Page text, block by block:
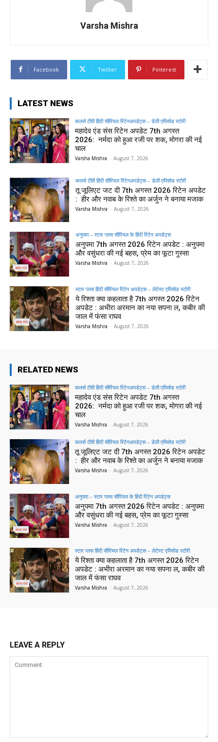
Varsha Mishra
Facebook Twitter Pinterest
LATEST NEWS
कलर्स टीवी हिंदी सीरियल रिटेनअपडेट्स – डेली एपिसोड स्टोरी
महादेव एंड संस रिटेन अपडेट 7th अगस्त
2026: नर्मदा को हुआ रजी पर शक, मोगरा की नई
चाल
Varsha Mishra - August 7, 2026
कलर्स टीवी हिंदी सीरियल रिटेनअपडेट्स – डेली एपिसोड स्टोरी
तू जूलिएट जट दी 7th अगस्त 2026 रिटेन अपडेट
: हीर और नवाब के रिश्ते का अर्जुन ने बनाया मजाक
Varsha Mishra - August 7, 2026
अनुपमा – स्टार प्लस सीरियल के हिंदी रिटेन अपडेट्स
अनुपमा 7th अगस्त 2026 रिटेन अपडेट : अनुपमा
और वसुंधरा की नई बहस, प्रेम का फूटा गुस्सा
Varsha Mishra - August 7, 2026
स्टार प्लस हिंदी सीरियल रिटेन अपडेट्स – लेटेस्ट एपिसोड स्टोरी
ये रिश्ता क्या कहलाता है 7th अगस्त 2026 रिटेन
अपडेट : अभीरा अरमान का नया सपना ल, कबीर की
जाल में फंसा राघव
Varsha Mishra - August 7, 2026
RELATED NEWS
कलर्स टीवी हिंदी सीरियल रिटेनअपडेट्स – डेली एपिसोड स्टोरी
महादेव एंड संस रिटेन अपडेट 7th अगस्त
2026: नर्मदा को हुआ रजी पर शक, मोगरा की नई
चाल
Varsha Mishra - August 7, 2026
कलर्स टीवी हिंदी सीरियल रिटेनअपडेट्स – डेली एपिसोड स्टोरी
तू जूलिएट जट दी 7th अगस्त 2026 रिटेन अपडेट
: हीर और नवाब के रिश्ते का अर्जुन ने बनाया मजाक
Varsha Mishra - August 7, 2026
अनुपमा – स्टार प्लस सीरियल के हिंदी रिटेन अपडेट्स
अनुपमा 7th अगस्त 2026 रिटेन अपडेट : अनुपमा
और वसुंधरा की नई बहस, प्रेम का फूटा गुस्सा
Varsha Mishra - August 7, 2026
स्टार प्लस हिंदी सीरियल रिटेन अपडेट्स – लेटेस्ट एपिसोड स्टोरी
ये रिश्ता क्या कहलाता है 7th अगस्त 2026 रिटेन
अपडेट : अभीरा अरमान का नया सपना ल, कबीर की
जाल में फंसा राघव
Varsha Mishra - August 7, 2026
LEAVE A REPLY